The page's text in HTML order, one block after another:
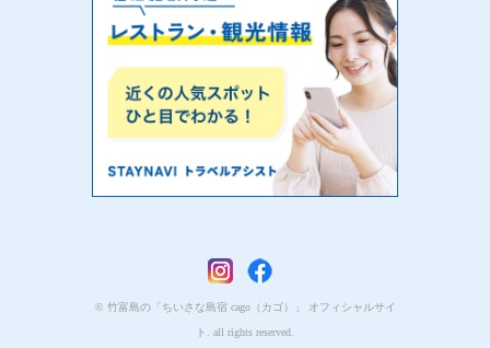
© 竹富島の「ちいさな島宿 cago（カゴ）」 オフィシャルサイ
ト. all rights reserved.